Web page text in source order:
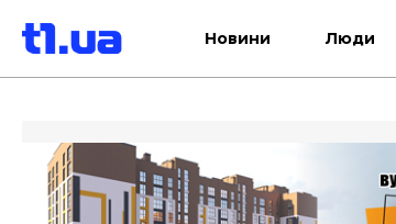
Новини Люди